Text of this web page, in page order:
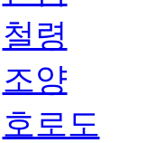
철령
조양
호로도